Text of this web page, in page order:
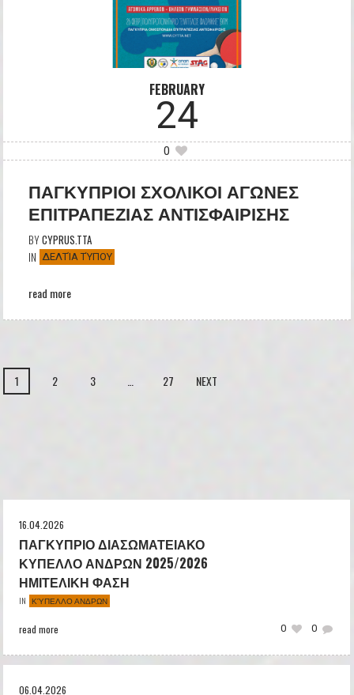
FEBRUARY
24
0
ΠΑΓΚΥΠΡΙΟΙ ΣΧΟΛΙΚΟΙ ΑΓΩΝΕΣ
ΕΠΙΤΡΑΠΕΖΙΑΣ ΑΝΤΙΣΦΑΙΡΙΣΗΣ
BYCYPRUS.TTA
IN ΔΕΛΤΊΑ ΤΎΠΟΥ
read more
1 2 3 … 27 NEXT
16.04.2026
ΠΑΓΚΥΠΡΙΟ ΔΙΑΣΩΜΑΤΕΙΑΚΟ
ΚΥΠΕΛΛΟ ΑΝΔΡΩΝ 2025/2026
ΗΜΙΤΕΛΙΚΗ ΦΑΣΗ
IN ΚΎΠΕΛΛΟ ΑΝΔΡΩΝ
0
0
read more
06.04.2026